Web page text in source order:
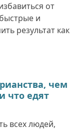
от
и
результат как
чем
что едят
всех людей,